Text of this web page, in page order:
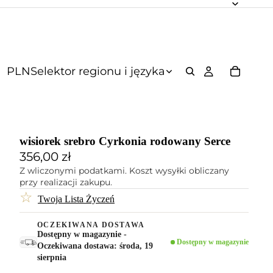
PLNSelektor regionu i języka
wisiorek srebro Cyrkonia rodowany Serce
356,00 zł
Z wliczonymi podatkami. Koszt wysyłki obliczany
przy realizacji zakupu.
☆ Twoja Lista Życzeń
OCZEKIWANA DOSTAWA
Dostępny w magazynie -
Oczekiwana dostawa: środa, 19
sierpnia
Dostępny w magazynie